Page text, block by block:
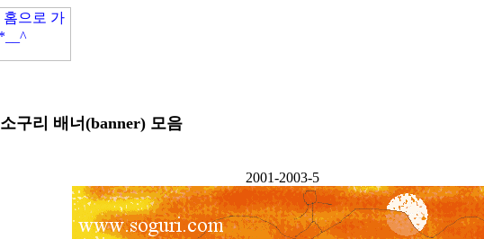
소구리 배너(banner) 모음
2001-2003-5